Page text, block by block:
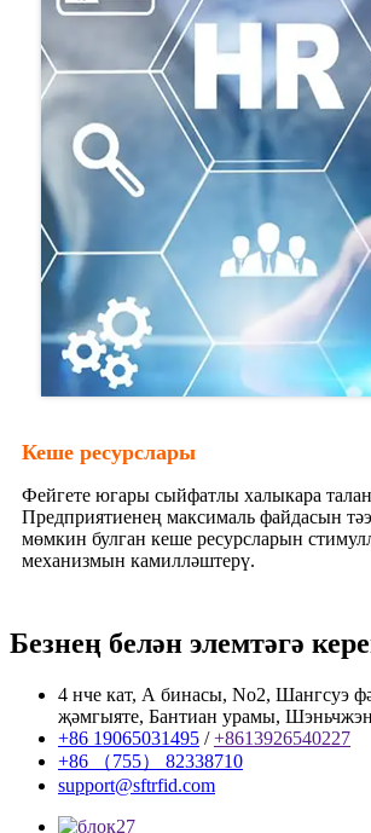
Кеше ресурслары
Фейгете югары сыйфатлы халыкара
Предприятиенең максималь файдасын
мөмкин булган кеше ресурсларын
механизмын камилләштерү.
Безнең белән элемтәгә
4 нче кат, А бинасы, No2, Шангсуэ
җәмгыяте, Бантиан урамы,
+86 19065031495 /+8613926540227
+86 （755） 82338710
support@sftrfid.com